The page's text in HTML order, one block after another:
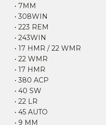
• 7MM
• 308WIN
• 223 REM
• 243WIN
• 17 HMR / 22 WMR
• 22 WMR
• 17 HMR
• 380 ACP
• 40 SW
• 22 LR
• 45 AUTO
• 9 MM